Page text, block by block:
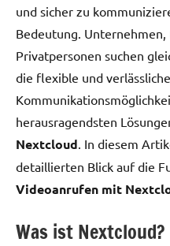
und sicher zu
Bedeutung.
Privatpersonen suchen
die flexible und verlässliche
herausragendsten
Nextcloud . In diesem
detaillierten Blick auf die
Videoanrufen mit
Was ist Nextcloud?